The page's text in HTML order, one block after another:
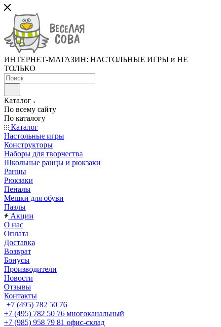
ИНТЕРНЕТ-МАГАЗИН: НАСТОЛЬНЫЕ ИГРЫ и НЕ
ТОЛЬКО
Каталог
По всему сайту
По каталогу
Каталог
Настольные игры
Конструкторы
Наборы для творчества
Школьные ранцы и рюкзаки
Ранцы
Рюкзаки
Пеналы
Мешки для обуви
Пазлы
Акции
О нас
Оплата
Доставка
Возврат
Бонусы
Производители
Новости
Отзывы
Контакты
+7 (495) 782 50 76
+7 (495) 782 50 76 многоканальный
+7 (985) 958 79 81 офис-склад